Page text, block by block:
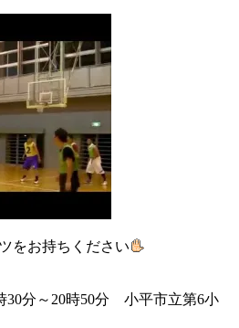
をお持ちください
分～20時50分 小平市立第6小